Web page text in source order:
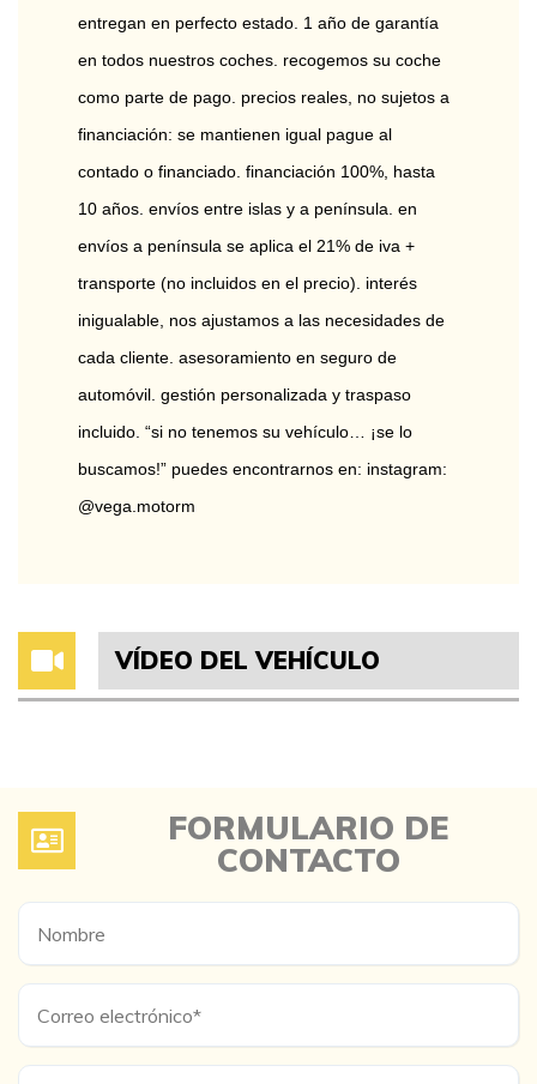
entregan en perfecto estado. 1 año de garantía
en todos nuestros coches. recogemos su coche
como parte de pago. precios reales, no sujetos a
financiación: se mantienen igual pague al
contado o financiado. financiación 100%, hasta
10 años. envíos entre islas y a península. en
envíos a península se aplica el 21% de iva +
transporte (no incluidos en el precio). interés
inigualable, nos ajustamos a las necesidades de
cada cliente. asesoramiento en seguro de
automóvil. gestión personalizada y traspaso
incluido. “si no tenemos su vehículo… ¡se lo
buscamos!” puedes encontrarnos en: instagram:
@vega.motorm
VÍDEO DEL VEHÍCULO
FORMULARIO DE
CONTACTO